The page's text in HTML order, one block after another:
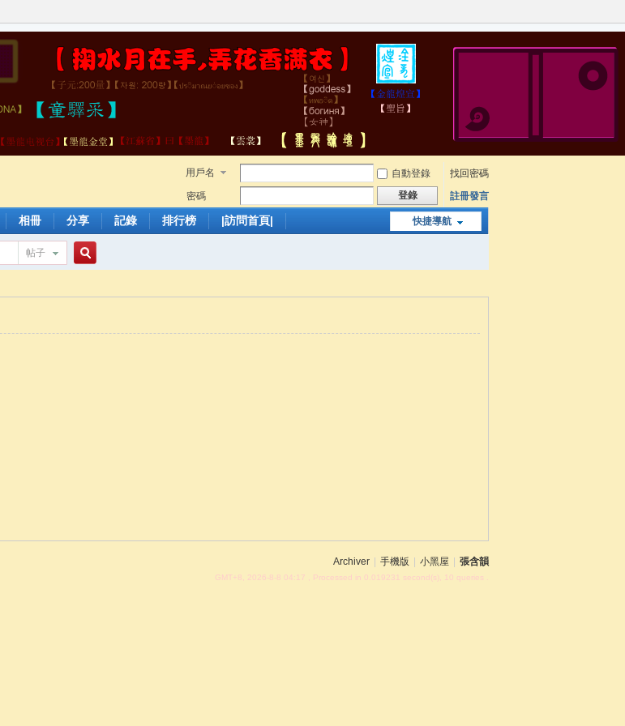
用戶名 自動登錄
找回密碼
密碼
登錄 註冊發言
快捷導航
相冊 分享 記錄 排行榜 |訪問首頁|
帖子
Archiver 手機版 小黑屋 張含韻
GMT+8, 2026-8-8 04:17 , Processed in 0.019231 second(s), 10 queries .